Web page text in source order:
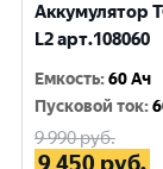
Аккумулятор
L2 арт.108060
Емкость:60 Ач
Пусковой ток:
9 990руб.